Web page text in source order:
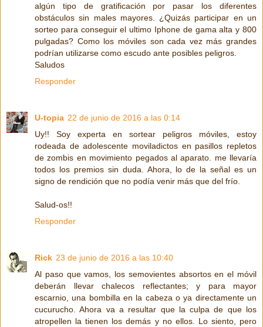
algún tipo de gratificación por pasar los diferentes
obstáculos sin males mayores. ¿Quizás participar en un
sorteo para conseguir el ultimo Iphone de gama alta y 800
pulgadas? Como los móviles son cada vez más grandes
podrían utilizarse como escudo ante posibles peligros.
Saludos
Responder
U-topia 22 de junio de 2016 a las 0:14
Uy!! Soy experta en sortear peligros móviles, estoy
rodeada de adolescente moviladictos en pasillos repletos
de zombis en movimiento pegados al aparato. me llevaría
todos los premios sin duda. Ahora, lo de la señal es un
signo de rendición que no podía venir más que del frío.
Salud-os!!
Responder
Rick 23 de junio de 2016 a las 10:40
Al paso que vamos, los semovientes absortos en el móvil
deberán llevar chalecos reflectantes; y para mayor
escarnio, una bombilla en la cabeza o ya directamente un
cucurucho. Ahora va a resultar que la culpa de que los
atropellen la tienen los demás y no ellos. Lo siento, pero